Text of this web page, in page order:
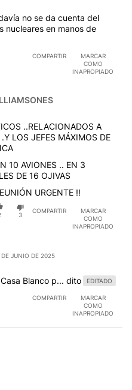
no se da cuenta del
nucleares en manos de
COMPARTIR
MARCAR
COMO
INAPROPIADO
real WILLIAMSONES.
..RELACIONADOS A
LOS JEFES MÁXIMOS DE
10 AVIONES .. EN 3
DE 16 OJIVAS
URGENTE !!
3
COMPARTIR
MARCAR
COMO
INAPROPIADO
DE JUNIO DE 2025
Blanco p... dito EDITADO
COMPARTIR
MARCAR
COMO
INAPROPIADO